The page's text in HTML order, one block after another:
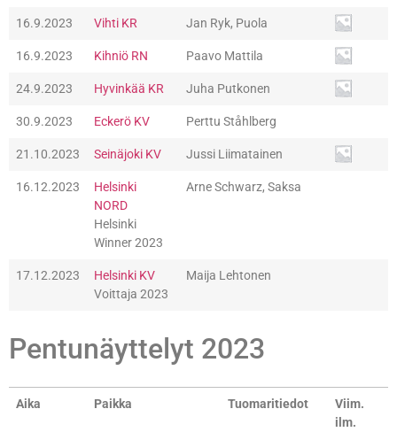
16.9.2023 Vihti KR Jan Ryk, Puola
16.9.2023 Kihniö RN Paavo Mattila
24.9.2023 Hyvinkää KR Juha Putkonen
30.9.2023 Eckerö KV Perttu Ståhlberg
21.10.2023 Seinäjoki KV Jussi Liimatainen
16.12.2023
Helsinki
NORD
Helsinki
Winner 2023
Arne Schwarz, Saksa
17.12.2023
Helsinki KV
Voittaja 2023
Maija Lehtonen
Pentunäyttelyt 2023
Aika Paikka Tuomaritiedot
Viim.
ilm.